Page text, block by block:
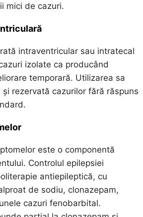
mici de cazuri.
intraventricular sau intratecal
izolate ca producând
temporară. Utilizarea sa
rezervată cazurilor fără răspuns
este o componentă
Controlul epilepsiei
antiepileptică, cu
de sodiu, clonazepam,
cazuri fenobarbital.